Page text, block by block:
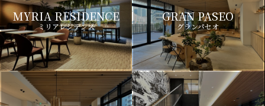
MYRIA RESIDENCE
ミリアレジデンス
GRAN PASEO
グランパセオ